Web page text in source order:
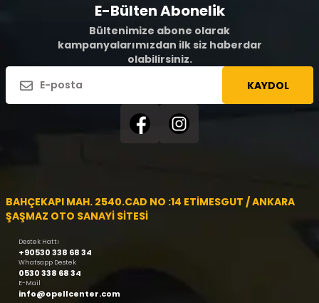
E-Bülten Abonelik
Bültenimize abone olarak
kampanyalarımızdan ilk siz haberdar
olabilirsiniz.
KAYDOL
BAHÇEKAPI MAH. 2540.CAD NO :14 ETİMESGUT / ANKARA
ŞAŞMAZ OTO SANAYİ SİTESİ
Destek Hattı
+90530 338 68 34
Whatsapp Destek
0530 338 68 34
E-Mail
info@opellcenter.com